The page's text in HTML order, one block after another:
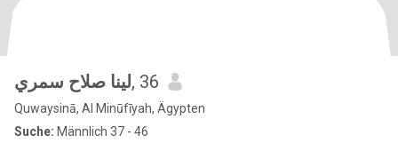
لينا صلاح سمري, 36
Quwaysinā, Al Minūfīyah, Ägypten
Suche: Männlich 37 - 46